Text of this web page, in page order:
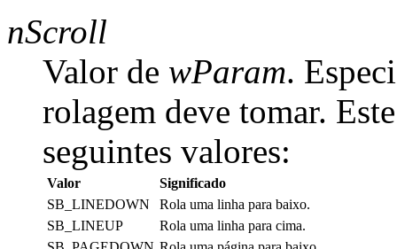
nScroll
Valor de wParam.
rolagem deve tomar.
seguintes valores:
Valor
Significado
SB_LINEDOWN
Rola uma linha para baixo.
SB_LINEUP
Rola uma linha para cima.